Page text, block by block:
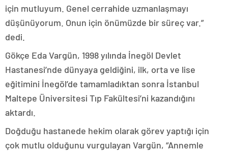
için mutluyum. Genel cerrahide uzmanlaşmayı
düşünüyorum. Onun için önümüzde bir süreç var.”
dedi.
Gökçe Eda Vargün, 1998 yılında İnegöl Devlet
Hastanesi’nde dünyaya geldiğini, ilk, orta ve lise
eğitimini İnegöl’de tamamladıktan sonra İstanbul
Maltepe Üniversitesi Tıp Fakültesi’ni kazandığını
aktardı.
Doğduğu hastanede hekim olarak görev yaptığı için
çok mutlu olduğunu vurgulayan Vargün, “Annemle